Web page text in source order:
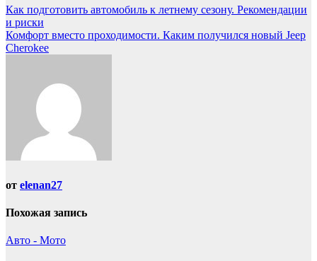
Навигация
по
записям
Как подготовить автомобиль к летнему сезону. Рекомендации
и риски
Комфорт вместо проходимости. Каким получился новый Jeep
Cherokee
от elenan27
Похожая запись
Авто - Мото